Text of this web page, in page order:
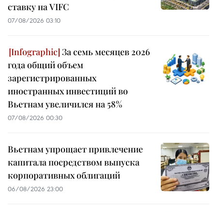
ставку на VIFC
07/08/2026 03:10
За семь месяцев 2026
года общий объем
зарегистрированных
иностранных инвестиций во
Вьетнам увеличился на 58%
07/08/2026 00:30
Вьетнам упрощает привлечение
капитала посредством выпуска
корпоративных облигаций
06/08/2026 23:00